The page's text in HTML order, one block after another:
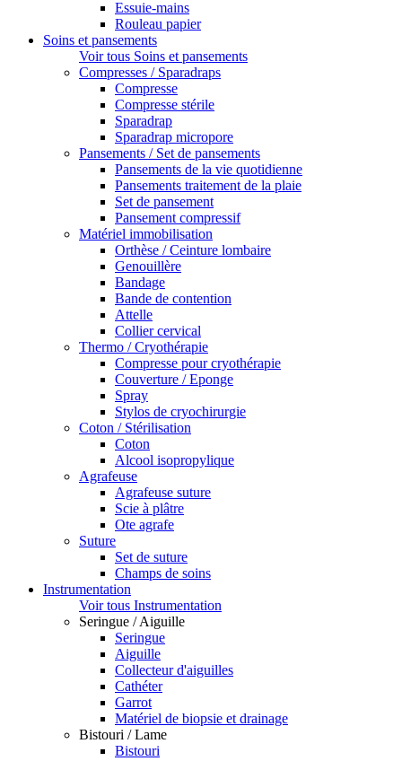
Essuie-mains
Rouleau papier
Soins et pansements
Voir tous Soins et pansements
Compresses / Sparadraps
Compresse
Compresse stérile
Sparadrap
Sparadrap micropore
Pansements / Set de pansements
Pansements de la vie quotidienne
Pansements traitement de la plaie
Set de pansement
Pansement compressif
Matériel immobilisation
Orthèse / Ceinture lombaire
Genouillère
Bandage
Bande de contention
Attelle
Collier cervical
Thermo / Cryothérapie
Compresse pour cryothérapie
Couverture / Eponge
Spray
Stylos de cryochirurgie
Coton / Stérilisation
Coton
Alcool isopropylique
Agrafeuse
Agrafeuse suture
Scie à plâtre
Ote agrafe
Suture
Set de suture
Champs de soins
Instrumentation
Voir tous Instrumentation
Seringue / Aiguille
Seringue
Aiguille
Collecteur d'aiguilles
Cathéter
Garrot
Matériel de biopsie et drainage
Bistouri / Lame
Bistouri